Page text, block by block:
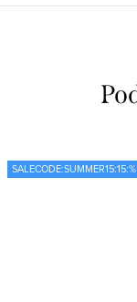
SALECODE:SUMMER15:15:%